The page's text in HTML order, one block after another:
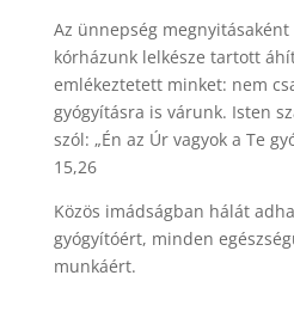
Az ünnepség
kórházunk lelkésze tartott
emlékeztetett minket: nem
gyógyításra is várunk. Isten
szól: „Én az Úr vagyok a Te
15,26
Közös imádságban hálát
gyógyítóért, minden
munkáért.